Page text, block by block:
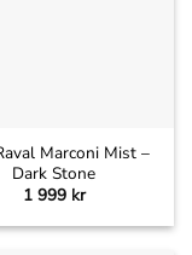
Marconi Mist –
Dark Stone
1 999 kr